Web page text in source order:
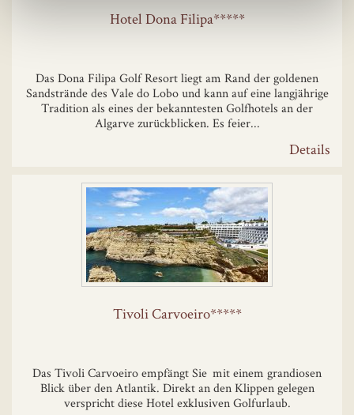
Hotel Dona Filipa*****
Das Dona Filipa Golf Resort liegt am Rand der goldenen
Sandstrände des Vale do Lobo und kann auf eine langjährige
Tradition als eines der bekanntesten Golfhotels an der
Algarve zurückblicken. Es feier...
Details
Tivoli Carvoeiro*****
Das Tivoli Carvoeiro empfängt Sie mit einem grandiosen
Blick über den Atlantik. Direkt an den Klippen gelegen
verspricht diese Hotel exklusiven Golfurlaub.